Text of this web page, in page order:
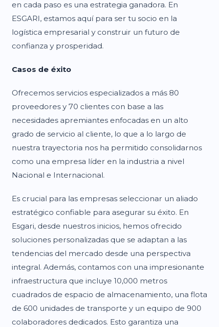
en cada paso es una estrategia ganadora. En
ESGARI, estamos aquí para ser tu socio en la
logística empresarial y construir un futuro de
confianza y prosperidad.
Casos de éxito
Ofrecemos servicios especializados a más 80
proveedores y 70 clientes con base a las
necesidades apremiantes enfocadas en un alto
grado de servicio al cliente, lo que a lo largo de
nuestra trayectoria nos ha permitido consolidarnos
como una empresa líder en la industria a nivel
Nacional e Internacional.
Es crucial para las empresas seleccionar un aliado
estratégico confiable para asegurar su éxito. En
Esgari, desde nuestros inicios, hemos ofrecido
soluciones personalizadas que se adaptan a las
tendencias del mercado desde una perspectiva
integral. Además, contamos con una impresionante
infraestructura que incluye 10,000 metros
cuadrados de espacio de almacenamiento, una flota
de 600 unidades de transporte y un equipo de 900
colaboradores dedicados. Esto garantiza una